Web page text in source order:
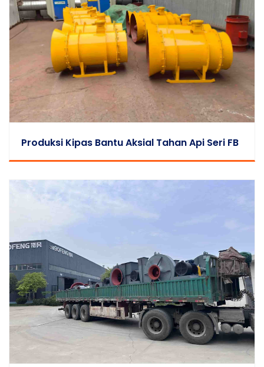
Produksi Kipas Bantu Aksial Tahan Api Seri FB